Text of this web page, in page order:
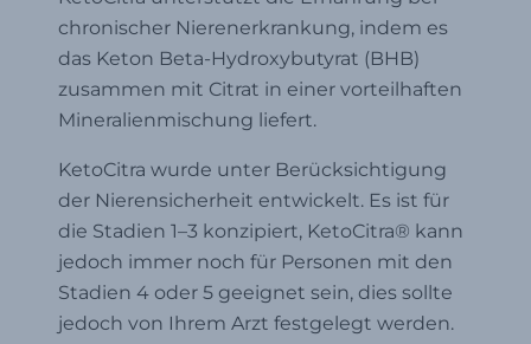
chronischer Nierenerkrankung, indem es
das Keton Beta-Hydroxybutyrat (BHB)
zusammen mit Citrat in einer vorteilhaften
Mineralienmischung liefert.
KetoCitra wurde unter Berücksichtigung
der Nierensicherheit entwickelt. Es ist für
die Stadien 1–3 konzipiert, KetoCitra® kann
jedoch immer noch für Personen mit den
Stadien 4 oder 5 geeignet sein, dies sollte
jedoch von Ihrem Arzt festgelegt werden.